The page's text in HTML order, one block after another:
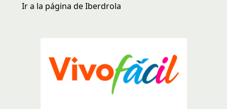
Ir a la página de Iberdrola